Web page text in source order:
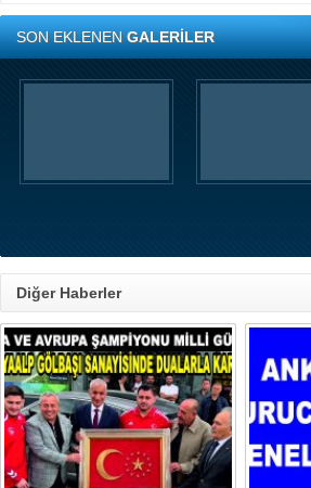
SON EKLENENGALERİLER
Diğer Haberler